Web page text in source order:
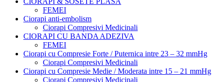
FEMEI
Ciorapi anti-embolism
Ciorapi Compresivi Medicinali
CIORAPI CU BANDA ADEZIVA
FEMEI
Ciorapi cu Compresie Forte / Puternica intre 23 – 32 mmHg
Ciorapi Compresivi Medicinali
Ciorapi cu Compresie Medie / Moderata intre 15 – 21 mmHg
Ciorapi Compresivi Medicinali